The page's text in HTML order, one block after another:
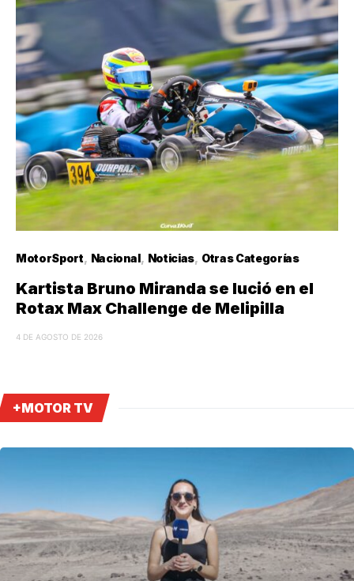
MotorSport Nacional Noticias Otras Categorías
Kartista Bruno Miranda se lució en el
Rotax Max Challenge de Melipilla
4 DE AGOSTO DE 2026
+MOTOR TV